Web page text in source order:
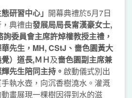
研習中心」 開幕典禮於5月7日
典禮由發展局局長甯漢豪女士,
詢委員會主席許焯權教授主禮，
先生， MH, CStJ 、嗇色園黃大
）道長,ＭＨ及嗇色園副主席兼
先生陪同主持。 啟動儀式別出
執水壺，向沉香樹澆水。灌溉
畫展現一棵樹因得到水的滋